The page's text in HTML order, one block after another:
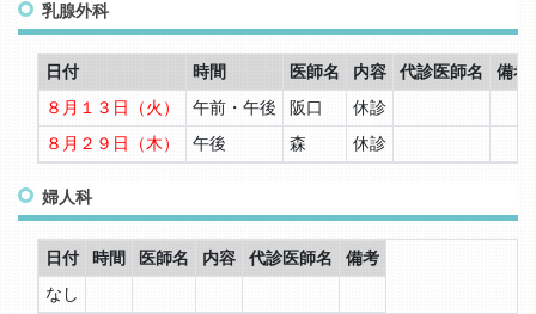
乳腺外科
日付 時間 医師名 内容 代診医師名
備考
８月１３日（火）
午前・午後 阪口
休診
８月２９日（木）
午後 森 休診
婦人科
日付 時間 医師名 内容 代診医師名
備考
なし